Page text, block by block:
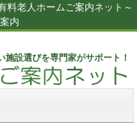
料老人ホームご案内ネット～
内
設選びを専門家がサポート！